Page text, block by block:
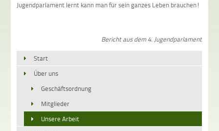
Jugendparlament lernt kann man für sein ganzes Leben brauchen!
Bericht aus dem 4. Jugendparlament
Start
Über uns
Geschäftsordnung
Mitglieder
Unsere Arbeit